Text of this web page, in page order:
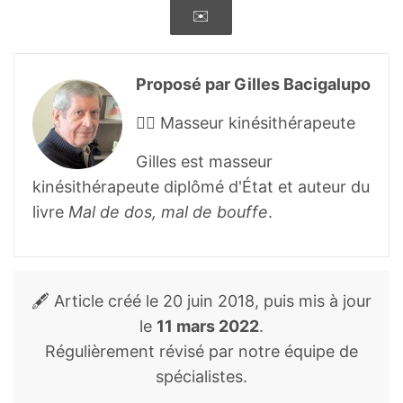
Ersek RA, Mann GE 2nd, Salisbury S,
body contouring: a preliminary clinical
outcome study
1997;21(2):61-67.
doi:10.1007/s002669900084
de Godoy, José Maria Pereira and M.F. de
Godoy. “Treatment of cellulite based on
Investigational Dermatology 4 (2011): 55 –
Güleç AT.Treatment of cellulite with LPG
. Int J Dermatol.
✉️
Proposé par Gilles Bacigalupo
👨‍⚕️ Masseur kinésithérapeute
Gilles est masseur
kinésithérapeute diplômé d'État et auteur du
livre Mal de dos, mal de bouffe.
🖋️ Article créé le 20 juin 2018, puis mis à jour
le 11 mars 2022.
Régulièrement révisé par notre équipe de
spécialistes.